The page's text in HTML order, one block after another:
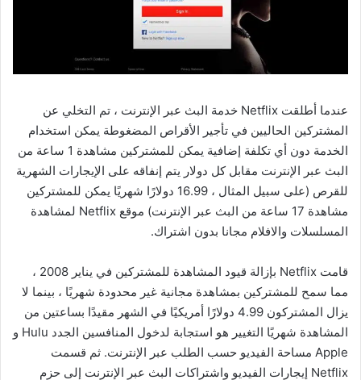
عندما أطلقت Netflix خدمة البث عبر الإنترنت ، تم التخلي عن
المشتركين الحاليين في تأجير الأقراص المضغوطة يمكن استخدام
الخدمة دون أي تكلفة إضافية يمكن للمشتركين مشاهدة 1 ساعة من
البث عبر الإنترنت مقابل كل دولار يتم إنفاقه على الإيجارات الشهرية
للقرص (على سبيل المثال ، 16.99 دولارًا شهريًا يمكن للمشتركين
مشاهدة 17 ساعة من البث عبر الإنترنت) موقع Netflix لمشاهدة
المسلسلات والافلام مجانا بدون اشتراك.
قامت Netflix بإزالة قيود المشاهدة للمشتركين في يناير 2008 ،
مما سمح للمشتركين بمشاهدة مجانية غير محدودة شهريًا ، بينما لا
يزال المشتركون 4.99 دولارًا أمريكيًا في الشهر مقيدًا بساعتين من
المشاهدة شهريًا التغيير هو استجابة لدخول المنافسين الجدد Hulu و
Apple مساحة الفيديو حسب الطلب عبر الإنترنت. ثم قسمت
Netflix إيجارات الفيديو واشتراكات البث عبر الإنترنت إلى حزم